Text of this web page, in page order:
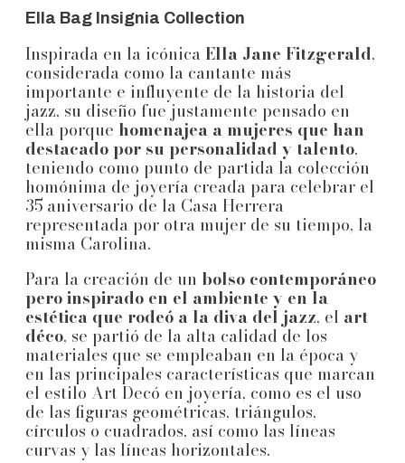
Ella Bag Insignia Collection
Inspirada en la icónica Ella Jane Fitzgerald,
considerada como la cantante más
importante e influyente de la historia del
jazz, su diseño fue justamente pensado en
ella porque homenajea a mujeres que han
destacado por su personalidad y talento,
teniendo como punto de partida la colección
homónima de joyería creada para celebrar el
35 aniversario de la Casa Herrera
representada por otra mujer de su tiempo, la
misma Carolina.
Para la creación de un bolso contemporáneo
pero inspirado en el ambiente y en la
estética que rodeó a la diva del jazz, el art
déco, se partió de la alta calidad de los
materiales que se empleaban en la época y
en las principales características que marcan
el estilo Art Decó en joyería, como es el uso
de las figuras geométricas, triángulos,
círculos o cuadrados, así como las líneas
curvas y las líneas horizontales.